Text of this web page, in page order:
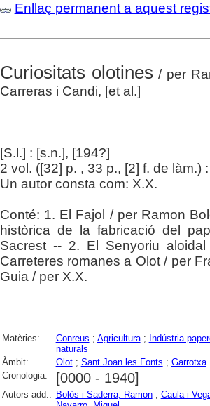
Enllaç permanent a aquest
Curiositats olotines / per
Carreras i Candi, [et al.]
[S.l.] : [s.n.], [194?]
2 vol. ([32] p. , 33 p., [2] f. de làm.)
Un autor consta com: X.X.
Conté: 1. El Fajol / per Ramon
històrica de la fabricació del
Sacrest -- 2. El Senyoriu
Carreteres romanes a Olot / per
Guia / per X.X.
Matèries: Conreus ; Agricultura; Indústria
naturals
Àmbit:
Olot; Sant Joan les Fonts ; Garrotxa
Cronologia:
[0000 - 1940]
Autors add.: Bolòs i Saderra, Ramon; Caula i